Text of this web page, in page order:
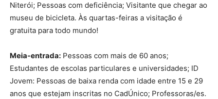
Niterói; Pessoas com deficiência; Visitante que chegar ao
museu de bicicleta. Às quartas-feiras a visitação é
gratuita para todo mundo!
Meia-entrada: Pessoas com mais de 60 anos;
Estudantes de escolas particulares e universidades; ID
Jovem: Pessoas de baixa renda com idade entre 15 e 29
anos que estejam inscritas no CadÚnico; Professoras/es.